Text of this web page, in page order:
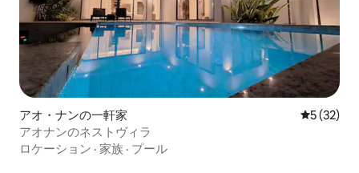
アオ・ナンの一軒家 レビュー
5 (32)
アオナンのネストヴィラ
ロケーション · 家族 · プール